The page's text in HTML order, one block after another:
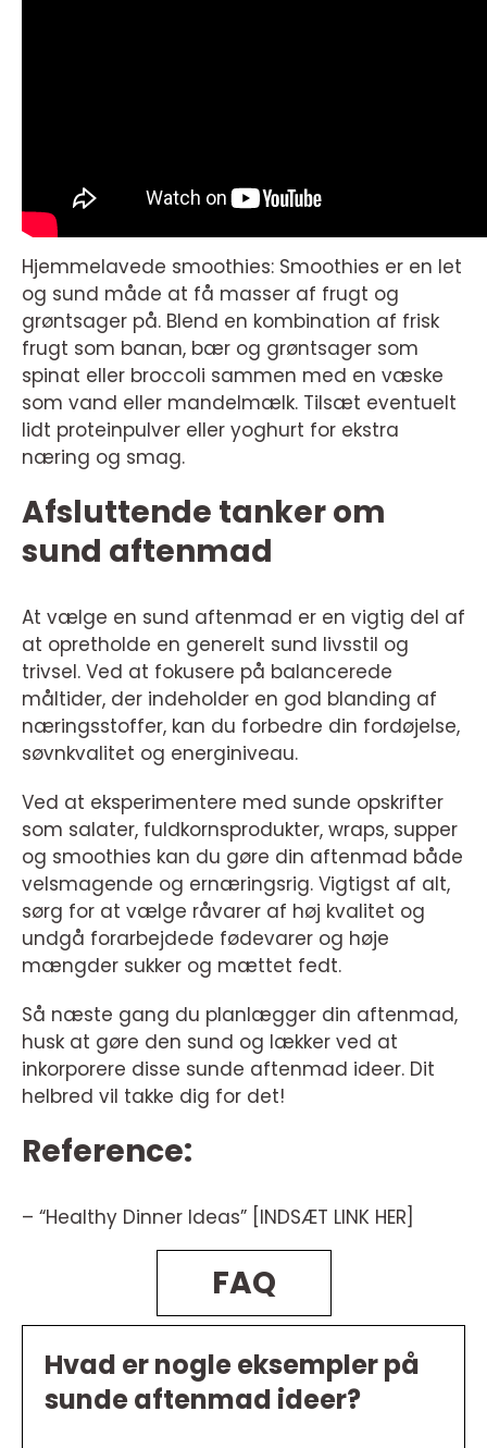
Hjemmelavede smoothies: Smoothies er en let
og sund måde at få masser af frugt og
grøntsager på. Blend en kombination af frisk
frugt som banan, bær og grøntsager som
spinat eller broccoli sammen med en væske
som vand eller mandelmælk. Tilsæt eventuelt
lidt proteinpulver eller yoghurt for ekstra
næring og smag.
Afsluttende tanker om
sund aftenmad
At vælge en sund aftenmad er en vigtig del af
at opretholde en generelt sund livsstil og
trivsel. Ved at fokusere på balancerede
måltider, der indeholder en god blanding af
næringsstoffer, kan du forbedre din fordøjelse,
søvnkvalitet og energiniveau.
Ved at eksperimentere med sunde opskrifter
som salater, fuldkornsprodukter, wraps, supper
og smoothies kan du gøre din aftenmad både
velsmagende og ernæringsrig. Vigtigst af alt,
sørg for at vælge råvarer af høj kvalitet og
undgå forarbejdede fødevarer og høje
mængder sukker og mættet fedt.
Så næste gang du planlægger din aftenmad,
husk at gøre den sund og lækker ved at
inkorporere disse sunde aftenmad ideer. Dit
helbred vil takke dig for det!
Reference:
– “Healthy Dinner Ideas” [INDSÆT LINK HER]
FAQ
Hvad er nogle eksempler på
sunde aftenmad ideer?